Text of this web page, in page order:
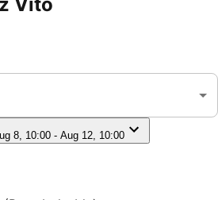
8, 10:00 - Aug 12, 10:00